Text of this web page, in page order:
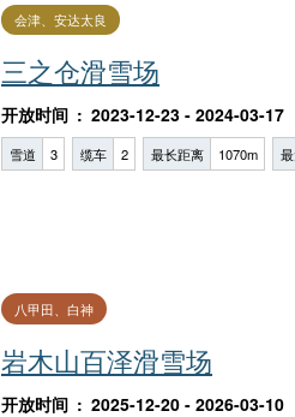
三之仓滑雪场
会津、安达太良
开放时间 2023-12-23 - 2024-03-17
雪道 3 缆车 2 最长距离 1070m
岩木山百泽滑雪场
八甲田、白神
开放时间 2025-12-20 - 2026-03-10